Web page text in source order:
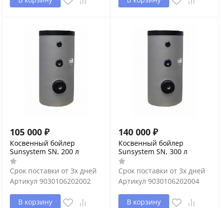
105 000 ₽
Косвенный бойлер
Sunsystem SN, 200 л
Срок поставки от 3х дней
Артикул 9030106202002
В корзину
140 000 ₽
Косвенный бойлер
Sunsystem SN, 300 л
Срок поставки от 3х дней
Артикул 9030106202004
В корзину